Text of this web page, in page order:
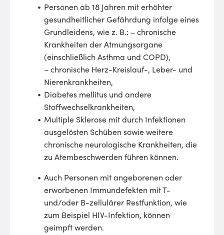
Personen ab 18 Jahren mit erhöhter
gesundheitlicher Gefährdung infolge eines
Grundleidens, wie z. B.: – chronische
Krankheiten der Atmungsorgane
(einschließlich Asthma und COPD),
– chronische Herz-Kreislauf-, Leber- und
Nierenkrankheiten,
Diabetes mellitus und andere
Stoffwechselkrankheiten,
Multiple Sklerose mit durch Infektionen
ausgelösten Schüben sowie weitere
chronische neurologische Krankheiten, die
zu Atembeschwerden führen können.
Auch Personen mit angeborenen oder
erworbenen Immundefekten mit T-
und/oder B-zellulärer Restfunktion, wie
zum Beispiel HIV-Infektion, können
geimpft werden.